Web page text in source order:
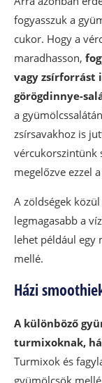
fogyasszuk a
cukor. Hogy a
maradhasson,
vagy zsírforrást
görögdinnye-
a
zsírsavakhoz is
vércukorszintünk
megelőzve ezzel
A zöldségek
legmagasabb a
lehet például egy
mellé.
Házi
A különböző
turmixoknak,
Turmixok és
gyümölcsök